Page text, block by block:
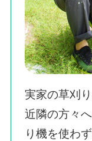
実家の草刈
近隣の方々
り機を使わ